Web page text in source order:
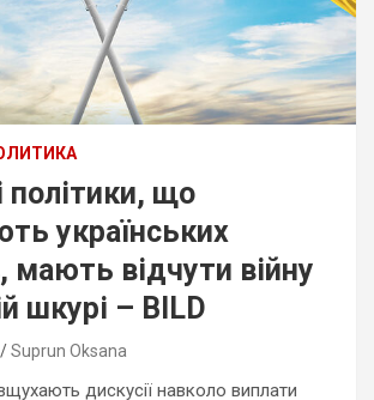
політики, що
українських
мають відчути війну
шкурі – BILD
Suprun Oksana
дискусії навколо виплати